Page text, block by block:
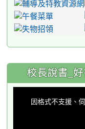
:::
校長說書_
因格式不支援、